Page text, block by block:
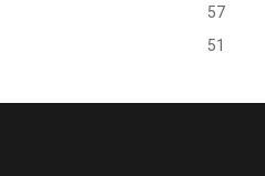
57
51